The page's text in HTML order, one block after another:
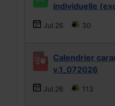
individuelle
Jul.26 30
Calendrier
v.1_072026
Jul.26 113